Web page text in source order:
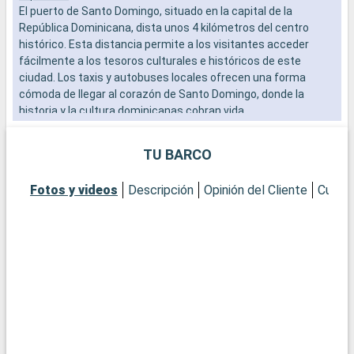
El puerto de Santo Domingo, situado en la capital de la
República Dominicana, dista unos 4 kilómetros del centro
histórico. Esta distancia permite a los visitantes acceder
fácilmente a los tesoros culturales e históricos de este
ciudad. Los taxis y autobuses locales ofrecen una forma
cómoda de llegar al corazón de Santo Domingo, donde la
historia y la cultura dominicanas cobran vida.
Santo Domingo, la primera ciudad del Nuevo Mundo, es rica en
de la Humanidad por la UNESCO, alberga monumentos
TU BARCO
Fotos y videos Descripción Opinión del Cliente